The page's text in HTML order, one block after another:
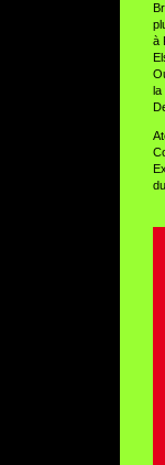
à
la